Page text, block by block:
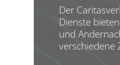
Der
Dienste
und
verschiedene